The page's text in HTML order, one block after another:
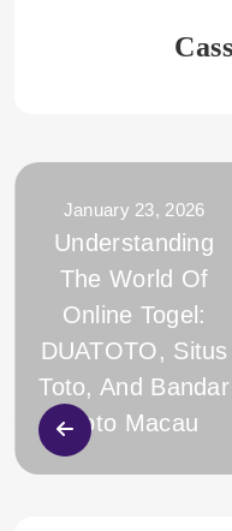
January 23, 2026
Understanding
The World Of
Online Togel:
DUATOTO, Situs
Toto, And Bandar
Toto Macau